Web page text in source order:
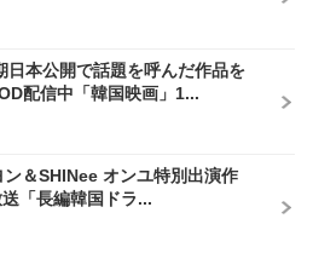
日本公開で話題を呼んだ作品を
配信中「韓国映画」1...
＆SHINee オンユ特別出演作
「長編韓国ドラ...